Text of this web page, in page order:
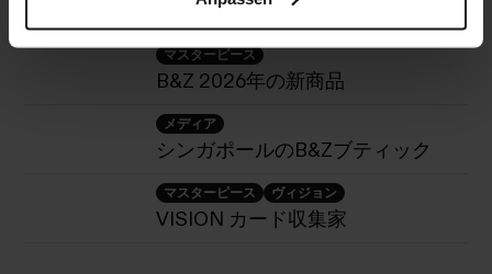
続きを読む
マスターピース
B&Z 2026年の新商品
メディア
シンガポールのB&Zブティック
マスターピース ヴィジョン
VISION カード収集家